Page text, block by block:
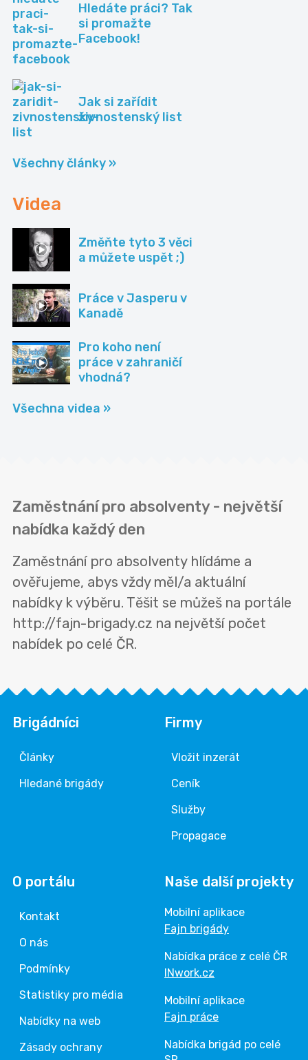
Hledáte práci? Tak
si promažte
Facebook!
Jak si zařídit
živnostenský list
Všechny články »
Videa
Změňte tyto 3 věci
a můžete uspět ;)
Práce v Jasperu v
Kanadě
Pro koho není
práce v zahraničí
vhodná?
Všechna videa »
Zaměstnání pro absolventy - největší
nabídka každý den
Zaměstnání pro absolventy hlídáme a
ověřujeme, abys vždy měl/a aktuální
nabídky k výběru. Těšit se můžeš na portále
http://fajn-brigady.cz na největší počet
nabídek po celé ČR.
Brigádníci
Články
Hledané brigády
Firmy
Vložit inzerát
Ceník
Služby
Propagace
O portálu
Kontakt
O nás
Podmínky
Statistiky pro média
Nabídky na web
Zásady ochrany
Naše další projekty
Mobilní aplikace
Fajn brigády
Nabídka práce z celé ČR
INwork.cz
Mobilní aplikace
Fajn práce
Nabídka brigád po celé